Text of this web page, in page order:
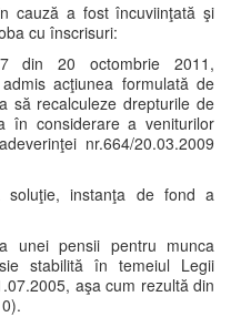
cauză a fost încuviinţată şi
cu înscrisuri:
din 20 octombrie 2011,
acţiunea formulată de
să recalculeze drepturile de
în considerare a veniturilor
nr.664/20.03.2009
soluţie, instanţa de fond a
unei pensii pentru munca
stabilită în temeiul Legii
aşa cum rezultă din